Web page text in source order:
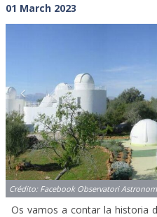
01 March 2023
Crédito: Facebook Observatori
Os vamos a contar la historia